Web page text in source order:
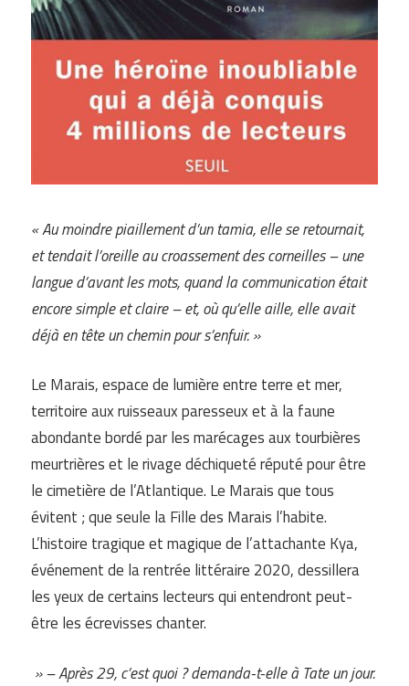
« Au moindre piaillement d’un tamia, elle se retournait,
et tendait l’oreille au croassement des corneilles – une
langue d’avant les mots, quand la communication était
encore simple et claire – et, où qu’elle aille, elle avait
déjà en tête un chemin pour s’enfuir. »
Le Marais, espace de lumière entre terre et mer,
territoire aux ruisseaux paresseux et à la faune
abondante bordé par les marécages aux tourbières
meurtrières et le rivage déchiqueté réputé pour être
le cimetière de l’Atlantique. Le Marais que tous
évitent ; que seule la Fille des Marais l’habite.
L’histoire tragique et magique de l’attachante Kya,
événement de la rentrée littéraire 2020, dessillera
les yeux de certains lecteurs qui entendront peut-
être les écrevisses chanter.
» – Après 29, c’est quoi ? demanda-t-elle à Tate un jour.